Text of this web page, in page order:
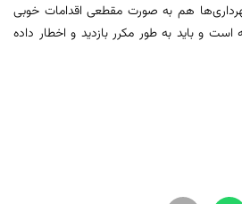
هم به صورت مقطعی اقدامات خوبی
است و باید به طور مکرر بازدید و اخطار داده